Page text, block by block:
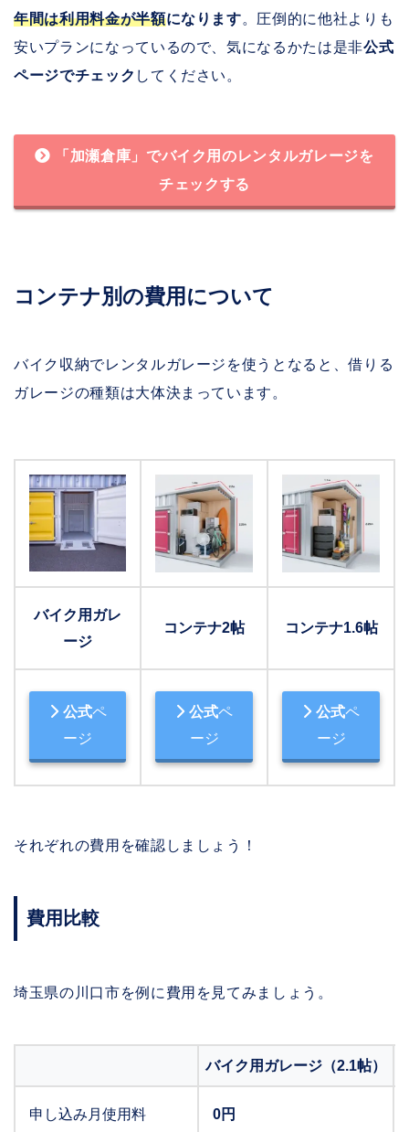
年間は利用料金が半額になります。圧倒的に他社よりも
安いプランになっているので、気になるかたは是非公式
ページでチェック してください。
「加瀬倉庫」でバイク用のレンタルガレージを
チェックする
コンテナ別の費用について
バイク収納でレンタルガレージを使うとなると、借りる
ガレージの種類は大体決まっています。
バイク用ガレ
ージ
コンテナ2帖 コンテナ1.6帖
公式ペ
ージ
公式ペ
ージ
公式ペ
ージ
それぞれの費用を確認しましょう！
費用比較
埼玉県の川口市を例に費用を見てみましょう。
バイク用ガレージ（2.1帖）
申し込み月使用料 0円